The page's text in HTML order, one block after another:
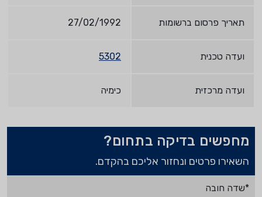
תאריך פרסום ברשומות 27/02/1992
ועדה טכנית 5302
ועדה מרכזית כימיה
מחפשים בדיקה בתחום?
השאירו פרטים ונחזור אליכם בהקדם.
*שדה חובה